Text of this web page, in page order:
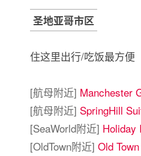
圣地亚哥市区
住这里出行/吃饭最方便
[航母附近] Manchester
[航母附近] SpringHill
[SeaWorld附近] Holiday
[OldTown附近] Old